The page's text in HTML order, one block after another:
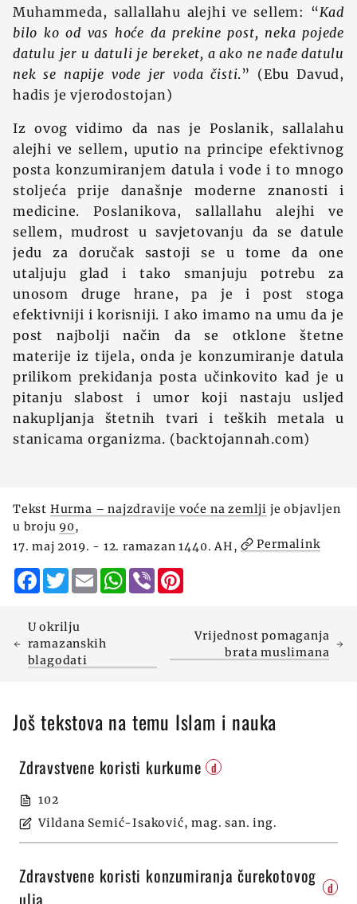
Muhammeda, sallallahu alejhi ve sellem: “Kad
bilo ko od vas hoće da prekine post, neka pojede
datulu jer u datuli je bereket, a ako ne nađe datulu
nek se napije vode jer voda čisti.” (Ebu Davud,
hadis je vjerodostojan)
Iz ovog vidimo da nas je Poslanik, sallalahu
alejhi ve sellem, uputio na principe efektivnog
posta konzumiranjem datula i vode i to mnogo
stoljeća prije današnje moderne znanosti i
medicine. Poslanikova, sallallahu alejhi ve
sellem, mudrost u savjetovanju da se datule
jedu za doručak sastoji se u tome da one
utaljuju glad i tako smanjuju potrebu za
unosom druge hrane, pa je i post stoga
efektivniji i korisniji. I ako imamo na umu da je
post najbolji način da se otklone štetne
materije iz tijela, onda je konzumiranje datula
prilikom prekidanja posta učinkovito kad je u
pitanju slabost i umor koji nastaju usljed
nakupljanja štetnih tvari i teških metala u
stanicama organizma. (backtojannah.com)
Tekst Hurma – najzdravije voće na zemlji je objavljen
u broju 90,
17. maj 2019. - 12. ramazan 1440. AH,
Permalink
Facebook
TwitterEmailWhatsApp
Viber
U okrilju
ramazanskih
blagodati
Vrijednost pomaganja
brata muslimana
Još tekstova na temu Islam i nauka
Zdravstvene koristi kurkume d
102
Vildana Semić-Isaković, mag. san. ing.
Zdravstvene koristi konzumiranja čurekotovog
ulja
d